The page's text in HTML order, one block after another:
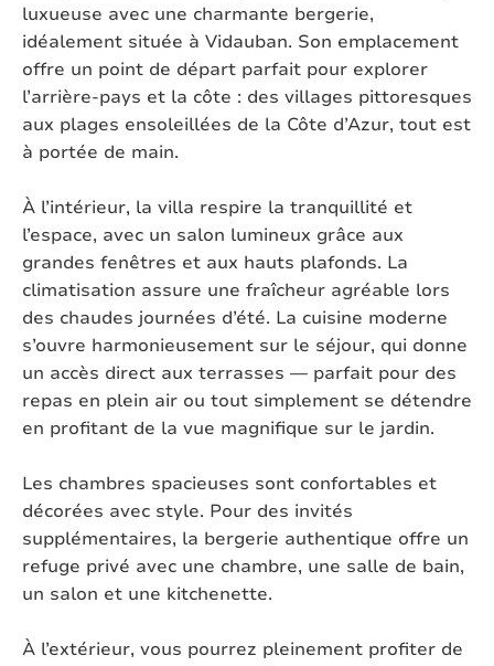
Piscine verrouillable:
Four à pizza:
Jacuzzi: Oui
Animaux domestiques: Sur demande
Jardin clos:
Accesibles aux handicapés: Oui
Type de maison: Villa individuelle
Chromecast présent:
Extérieur
Style: Modern
Surface:
Lieu: Rural
luxueuse avec une charmante bergerie,
idéalement située à Vidauban. Son emplacement
offre un point de départ parfait pour explorer
l’arrière-pays et la côte : des villages pittoresques
aux plages ensoleillées de la Côte d’Azur, tout est
à portée de main.
À l’intérieur, la villa respire la tranquillité et
l’espace, avec un salon lumineux grâce aux
grandes fenêtres et aux hauts plafonds. La
climatisation assure une fraîcheur agréable lors
des chaudes journées d’été. La cuisine moderne
s’ouvre harmonieusement sur le séjour, qui donne
un accès direct aux terrasses — parfait pour des
repas en plein air ou tout simplement se détendre
en profitant de la vue magnifique sur le jardin.
Les chambres spacieuses sont confortables et
décorées avec style. Pour des invités
supplémentaires, la bergerie authentique offre un
refuge privé avec une chambre, une salle de bain,
un salon et une kitchenette.
À l’extérieur, vous pourrez pleinement profiter de